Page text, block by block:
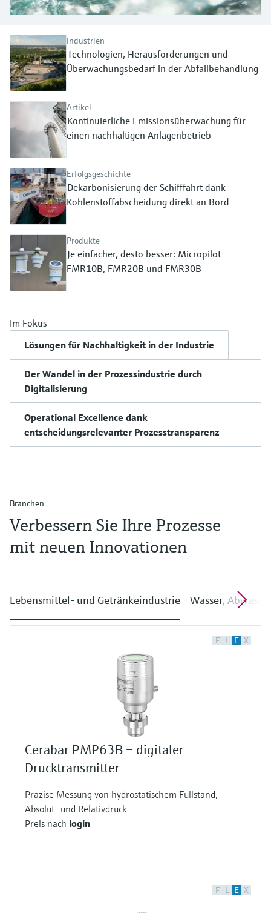
Produktspezifische Informationen und
Dokumente finden
Ersatzteilsuche
Ersatzteile anhand von Produktwurzel,
Bestellcode oder Seriennummer finden
Füllstandsmessung
Füllstandsmessung Druck
Alle ansehen
Analysatoren für Härte, Eisen,
Prozessphotometer
Mikrowellentransmission
Memosens-Technologie
Alle ansehen
Industrien
Technologien, Herausforderungen und
Überwachungsbedarf in der Abfallbehandlung
Artikel
Kontinuierliche Emissionsüberwachung für
einen nachhaltigen Anlagenbetrieb
Erfolgsgeschichte
Dekarbonisierung der Schifffahrt dank
Kohlenstoffabscheidung direkt an Bord
Produkte
Je einfacher, desto besser: Micropilot
FMR10B, FMR20B und FMR30B
Im Fokus
Lösungen für Nachhaltigkeit in der Industrie
Der Wandel in der Prozessindustrie durch
Digitalisierung
Operational Excellence dank
entscheidungsrelevanter Prozesstransparenz
Branchen
Verbessern Sie Ihre Prozesse
mit neuen Innovationen
Lebensmittel- und Getränkeindustrie Wasser,
F L E X
Cerabar PMP63B – digitaler
Drucktransmitter
Präzise Messung von hydrostatischem Füllstand,
Absolut- und Relativdruck
Preis nach login
F L E X